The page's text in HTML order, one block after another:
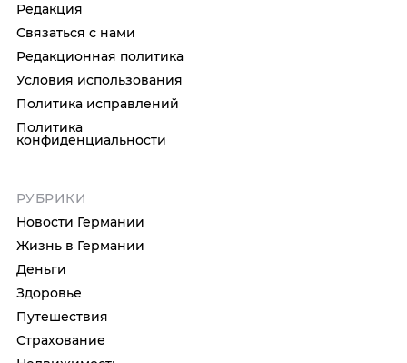
Редакция
Связаться с нами
Редакционная политика
Условия использования
Политика исправлений
Политика
конфиденциальности
РУБРИКИ
Новости Германии
Жизнь в Германии
Деньги
Здоровье
Путешествия
Страхование